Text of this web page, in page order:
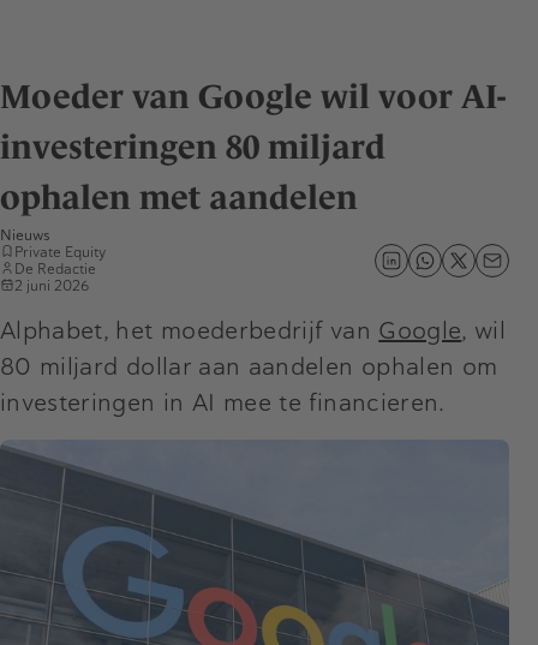
Moeder van Google wil voor AI-
investeringen 80 miljard
ophalen met aandelen
Nieuws
Private Equity
De Redactie
2 juni 2026
Alphabet, het moederbedrijf van Google, wil
80 miljard dollar aan aandelen ophalen om
investeringen in AI mee te financieren.